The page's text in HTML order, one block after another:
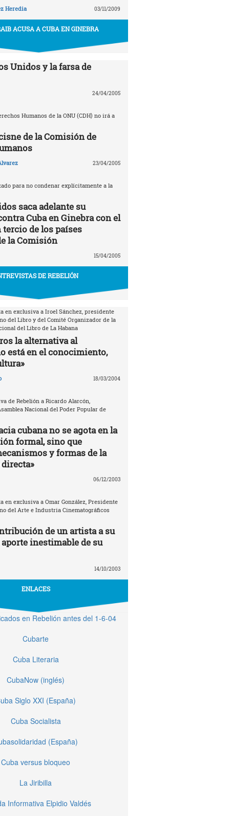
Heredia 03/11/2009
ACUSA A CUBA EN GINEBRA
Unidos y la farsa de
24/04/2005
Humanos de la ONU (CDH) no irá a
de la Comisión de
23/04/2005
para no condenar explícitamente a la
saca adelante su
Cuba en Ginebra con el
tercio de los países
la Comisión
15/04/2005
DE REBELIÓN
en exclusiva a Iroel Sánchez, presidente
del Libro y del Comité Organizador de la
del Libro de La Habana
la alternativa al
está en el conocimiento,
18/03/2004
de Rebelión a Ricardo Alarcón,
Nacional del Poder Popular de
cubana no se agota en la
formal, sino que
y formas de la
06/12/2003
en exclusiva a Omar González, Presidente
del Arte e Industria Cinematográficos
de un artista a su
inestimable de su
14/10/2003
ENLACES
en Rebelión antes del 1-6-04
Cubarte
Cuba Literaria
CubaNow (inglés)
Siglo XXI (España)
Cuba Socialista
(España)
Cuba versus bloqueo
La Jiribilla
Informativa Elpidio Valdés